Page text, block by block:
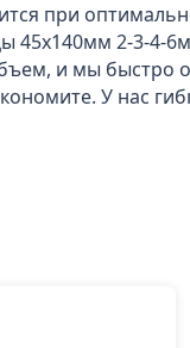
при
45x140мм 2-3-4-
и мы быстро
У нас